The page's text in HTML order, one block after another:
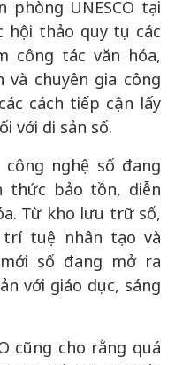
phòng UNESCO tại
hội thảo quy tụ các
công tác văn hóa,
và chuyên gia công
cách tiếp cận lấy
với di sản số.
công nghệ số đang
thức bảo tồn, diễn
Từ kho lưu trữ số,
tuệ nhân tạo và
số đang mở ra
với giáo dục, sáng
cũng cho rằng quá